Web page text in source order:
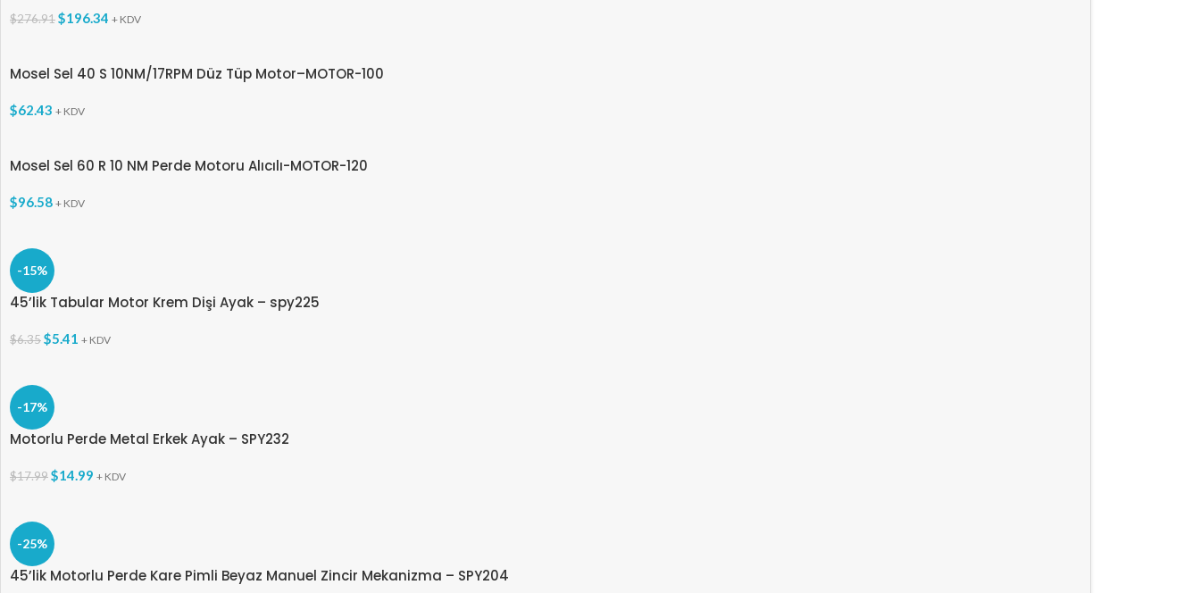
$276.91$196.34 + KDV
Mosel Sel 40 S 10NM/17RPM Düz Tüp Motor–MOTOR-100
$62.43 + KDV
Mosel Sel 60 R 10 NM Perde Motoru Alıcılı-MOTOR-120
$96.58 + KDV
-15%
45’lik Tabular Motor Krem Dişi Ayak – spy225
$6.35$5.41 + KDV
-17%
Motorlu Perde Metal Erkek Ayak – SPY232
$17.99$14.99 + KDV
-25%
45’lik Motorlu Perde Kare Pimli Beyaz Manuel Zincir Mekanizma – SPY204